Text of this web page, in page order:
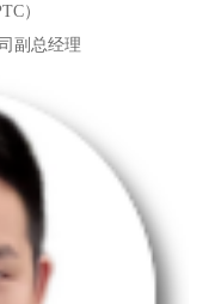
）
副总经理